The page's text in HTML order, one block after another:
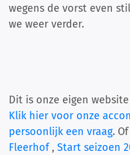
wegens de vorst even
we weer verder.
Dit is onze eigen
Klik hier voor onze
persoonlijk een vraag.
Fleerhof , Start seizoen